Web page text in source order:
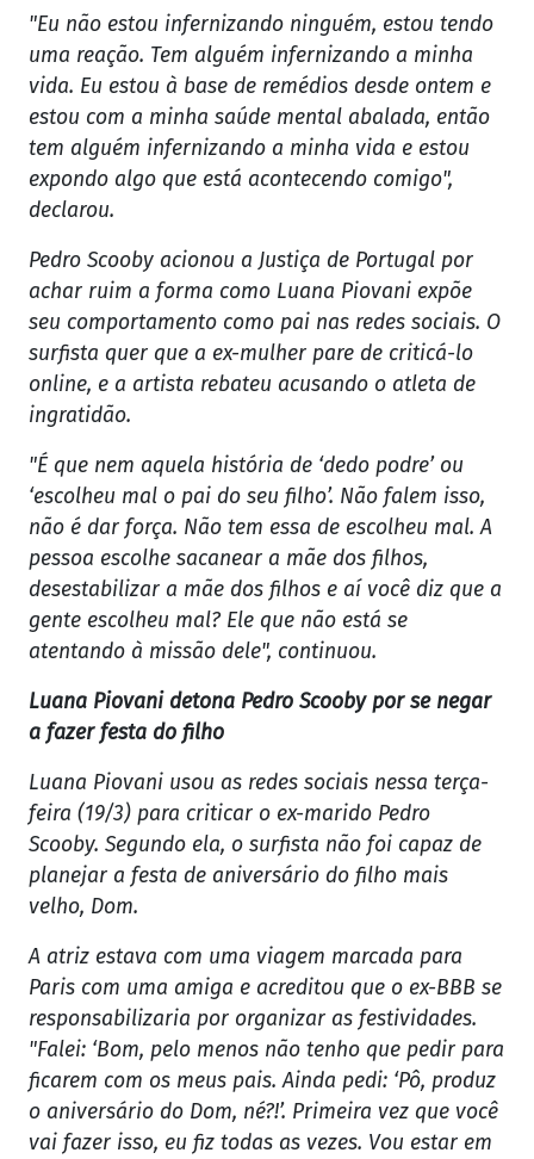
"Eu não estou infernizando ninguém, estou tendo
uma reação. Tem alguém infernizando a minha
vida. Eu estou à base de remédios desde ontem e
estou com a minha saúde mental abalada, então
tem alguém infernizando a minha vida e estou
expondo algo que está acontecendo comigo",
declarou.
Pedro Scooby acionou a Justiça de Portugal por
achar ruim a forma como Luana Piovani expõe
seu comportamento como pai nas redes sociais. O
surfista quer que a ex-mulher pare de criticá-lo
online, e a artista rebateu acusando o atleta de
ingratidão.
"É que nem aquela história de ‘dedo podre’ ou
‘escolheu mal o pai do seu filho’. Não falem isso,
não é dar força. Não tem essa de escolheu mal. A
pessoa escolhe sacanear a mãe dos filhos,
desestabilizar a mãe dos filhos e aí você diz que a
gente escolheu mal? Ele que não está se
atentando à missão dele", continuou.
Luana Piovani detona Pedro Scooby por se negar
a fazer festa do filho
Luana Piovani usou as redes sociais nessa terça-
feira (19/3) para criticar o ex-marido Pedro
Scooby. Segundo ela, o surfista não foi capaz de
planejar a festa de aniversário do filho mais
velho, Dom.
A atriz estava com uma viagem marcada para
Paris com uma amiga e acreditou que o ex-BBB se
responsabilizaria por organizar as festividades.
"Falei: ‘Bom, pelo menos não tenho que pedir para
ficarem com os meus pais. Ainda pedi: ‘Pô, produz
o aniversário do Dom, né?!’. Primeira vez que você
vai fazer isso, eu fiz todas as vezes. Vou estar em